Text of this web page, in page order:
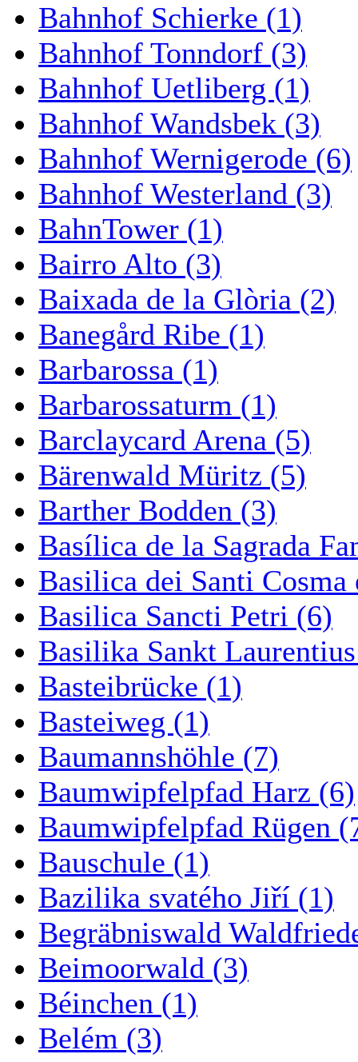
Bahnhof Schierke (1)
Bahnhof Tonndorf (3)
Bahnhof Uetliberg (1)
Bahnhof Wandsbek (3)
Bahnhof Wernigerode (6)
Bahnhof Westerland (3)
BahnTower (1)
Bairro Alto (3)
Baixada de la Glòria (2)
Banegård Ribe (1)
Barbarossa (1)
Barbarossaturm (1)
Barclaycard Arena (5)
Bärenwald Müritz (5)
Barther Bodden (3)
Basílica de la Sagrada
Basilica dei Santi
Basilica Sancti Petri (6)
Basilika Sankt
Basteibrücke (1)
Basteiweg (1)
Baumannshöhle (7)
Baumwipfelpfad Harz (6)
Baumwipfelpfad Rügen
Bauschule (1)
Bazilika svatého Jiří (1)
Begräbniswald
Beimoorwald (3)
Béinchen (1)
Belém (3)